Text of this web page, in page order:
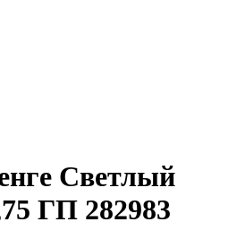
Светлый
ГП 282983